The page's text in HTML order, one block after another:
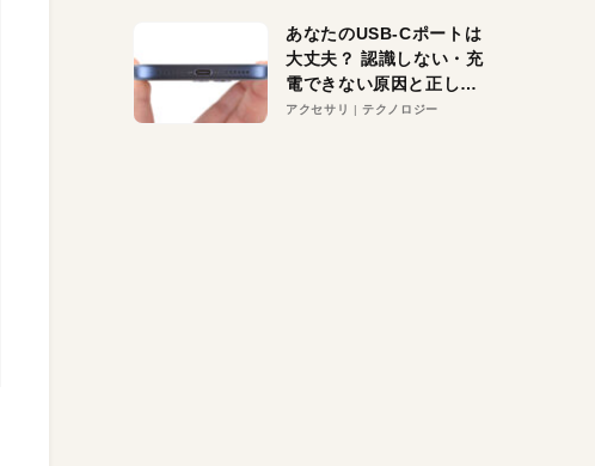
あなたのUSB-Cポートは
大丈夫？ 認識しない・充
電できない原因と正しい
対策
アクセサリ テクノロジー